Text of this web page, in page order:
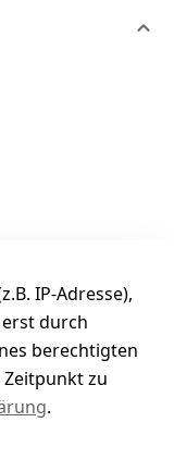
IP-Adresse),
durch
berechtigten
zu
.